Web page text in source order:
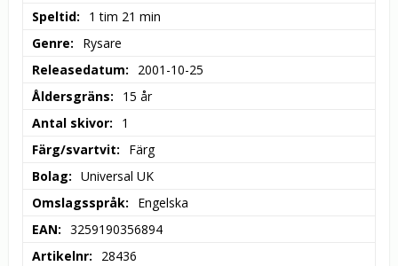
Speltid
1 tim 21 min
Genre
Rysare
Releasedatum
2001-10-25
Åldersgräns
15 år
Antal skivor
1
Färg/svartvit
Färg
Bolag
Universal UK
Omslagsspråk
Engelska
EAN
3259190356894
Artikelnr
28436